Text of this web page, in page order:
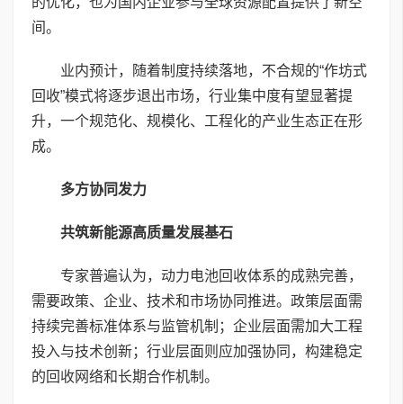
间。
业内预计，随着制度持续落地，不合规的“作坊式
回收”模式将逐步退出市场，行业集中度有望显著提
升，一个规范化、规模化、工程化的产业生态正在形
成。
多方协同发力
共筑新能源高质量发展基石
专家普遍认为，动力电池回收体系的成熟完善，
需要政策、企业、技术和市场协同推进。政策层面需
持续完善标准体系与监管机制；企业层面需加大工程
投入与技术创新；行业层面则应加强协同，构建稳定
的回收网络和长期合作机制。